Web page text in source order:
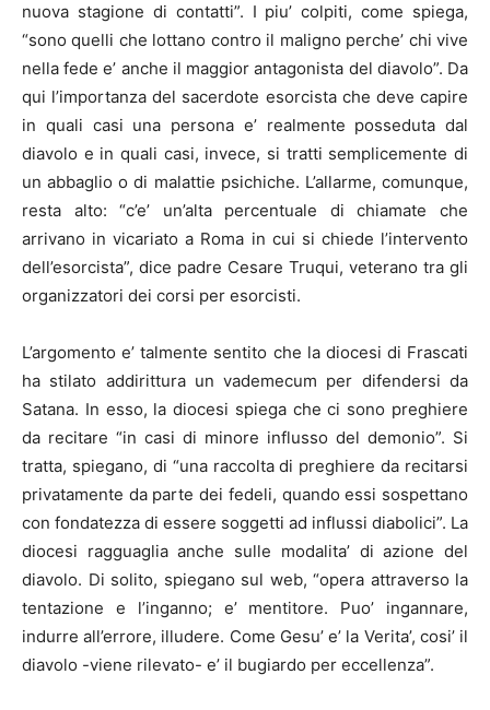
nuova stagione di contatti”. I piu’ colpiti, come spiega,
“sono quelli che lottano contro il maligno perche’ chi vive
nella fede e’ anche il maggior antagonista del diavolo”. Da
qui l’importanza del sacerdote esorcista che deve capire
in quali casi una persona e’ realmente posseduta dal
diavolo e in quali casi, invece, si tratti semplicemente di
un abbaglio o di malattie psichiche. L’allarme, comunque,
resta alto: “c’e’ un’alta percentuale di chiamate che
arrivano in vicariato a Roma in cui si chiede l’intervento
dell’esorcista”, dice padre Cesare Truqui, veterano tra gli
organizzatori dei corsi per esorcisti.
L’argomento e’ talmente sentito che la diocesi di Frascati
ha stilato addirittura un vademecum per difendersi da
Satana. In esso, la diocesi spiega che ci sono preghiere
da recitare “in casi di minore influsso del demonio”. Si
tratta, spiegano, di “una raccolta di preghiere da recitarsi
privatamente da parte dei fedeli, quando essi sospettano
con fondatezza di essere soggetti ad influssi diabolici”. La
diocesi ragguaglia anche sulle modalita’ di azione del
diavolo. Di solito, spiegano sul web, “opera attraverso la
tentazione e l’inganno; e’ mentitore. Puo’ ingannare,
indurre all’errore, illudere. Come Gesu’ e’ la Verita’, cosi’ il
diavolo -viene rilevato- e’ il bugiardo per eccellenza”.